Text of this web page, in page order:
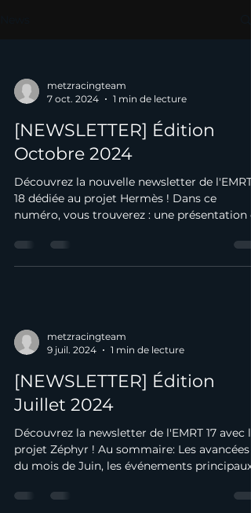
metzracingteam
7 oct. 2024
1 min de lecture
[NEWSLETTER] Édition
Octobre 2024
Découvrez la nouvelle newsletter de l'EMRT
18 dédiée au projet Hermès ! Dans ce
numéro, vous trouverez : une présentation
metzracingteam
9 juil. 2024
1 min de lecture
[NEWSLETTER] Édition
Juillet 2024
Découvrez la newsletter de l'EMRT 17 avec le
projet Zéphyr ! Au sommaire: Les avancées
du mois de Juin, les événements principaux